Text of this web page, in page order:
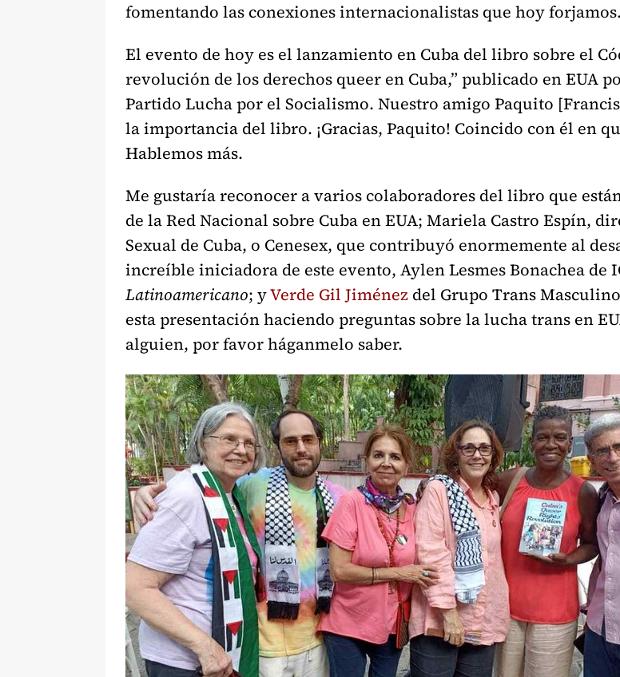
fomentando las conexiones internacionalistas que hoy
El evento de hoy es el lanzamiento en Cuba del libro sobre el
revolución de los derechos queer en Cuba,” publicado en EUA
Partido Lucha por el Socialismo. Nuestro amigo Paquito
la importancia del libro. ¡Gracias, Paquito! Coincido con él en
Hablemos más.
Me gustaría reconocer a varios colaboradores del libro que
de la Red Nacional sobre Cuba en EUA; Mariela Castro Espín,
Sexual de Cuba, o Cenesex, que contribuyó enormemente al
increíble iniciadora de este evento, Aylen Lesmes Bonachea de
Latinoamericano; yVerde Gil Jiménez del Grupo Trans
esta presentación haciendo preguntas sobre la lucha trans en
alguien, por favor háganmelo saber.